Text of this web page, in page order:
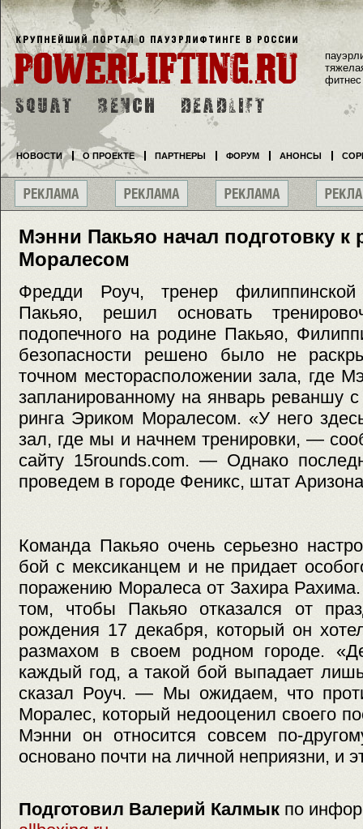
Мэнни Пакьяо начал подготовку
Моралесом
Фредди Роуч, тренер
Пакьяо, решил основать
подопечного на родине Пакьяо,
безопасности решено было не
точном месторасположении зала, где
запланированному на январь реваншу
ринга Эриком Моралесом. «У него
зал, где мы и начнем тренировки, —
сайту 15rounds.com. — Однако
проведем в городе Феникс, штат
Команда Пакьяо очень серьезно
бой с мексиканцем и не придает
поражению Моралеса от Захира
том, чтобы Пакьяо отказался от
рождения 17 декабря, который он
размахом в своем родном городе.
каждый год, а такой бой выпадает
сказал Роуч. — Мы ожидаем, что
Моралес, который недооценил своего
Мэнни он относится совсем по-
основано почти на личной неприязни, и
Подготовил Валерий Калмык по
фитнес
НОВОСТИ О ПРОЕКТЕ ПАРТНЕРЫ ФОРУМ АНОНСЫ